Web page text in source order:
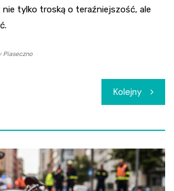
tylko troską o teraźniejszość, ale
Piaseczno
Kolejny